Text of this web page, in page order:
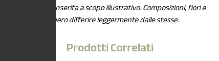
*L’immagine è inserita a scopo illustrativo. Composizioni, fiori e
piante potrebbero differire leggermente dalle stesse.
Prodotti Correlati